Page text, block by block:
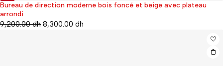
10%
Bureau de direction moderne bois foncé et beige avec plateau
arrondi
9,200.00dh 8,300.00 dh